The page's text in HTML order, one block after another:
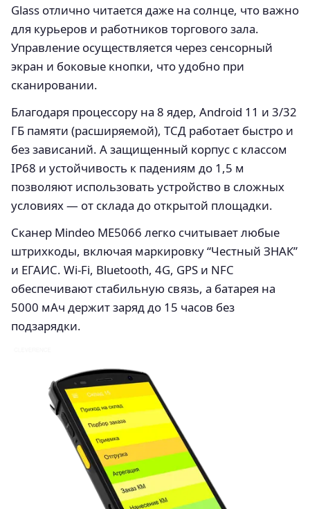
Glass отлично читается даже на солнце, что важно
для курьеров и работников торгового зала.
Управление осуществляется через сенсорный
экран и боковые кнопки, что удобно при
сканировании.
Благодаря процессору на 8 ядер, Android 11 и 3/32
ГБ памяти (расширяемой), ТСД работает быстро и
без зависаний. А защищенный корпус с классом
IP68 и устойчивость к падениям до 1,5 м
позволяют использовать устройство в сложных
условиях — от склада до открытой площадки.
Сканер Mindeo ME5066 легко считывает любые
штрихкоды, включая маркировку “Честный ЗНАК”
и ЕГАИС. Wi-Fi, Bluetooth, 4G, GPS и NFC
обеспечивают стабильную связь, а батарея на
5000 мАч держит заряд до 15 часов без
подзарядки.